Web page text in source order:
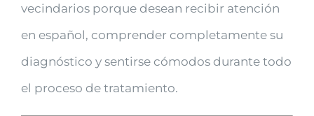
vecindarios porque desean recibir atención
en español, comprender completamente su
diagnóstico y sentirse cómodos durante todo
el proceso de tratamiento.